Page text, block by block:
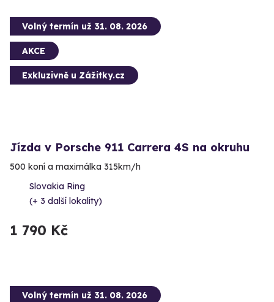
Volný termín už 31. 08. 2026
AKCE
Exkluzivně u Zážitky.cz
Jízda v Porsche 911 Carrera 4S na okruhu
500 koní a maximálka 315km/h
Slovakia Ring
(+ 3 další lokality)
1 790 Kč
Volný termín už 31. 08. 2026